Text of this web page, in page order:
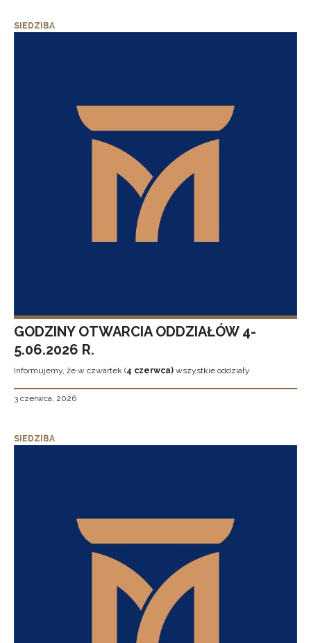
SIEDZIBA
GODZINY OTWARCIA ODDZIAŁÓW 4-
5.06.2026 R.
Informujemy, że w czwartek (4 czerwca) wszystkie oddziały
3 czerwca, 2026
SIEDZIBA